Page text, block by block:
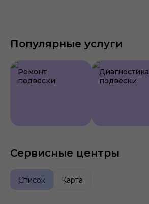
Популярные услуги
Ремонт
подвески
Диагностика
подвески
Сервисные центры
Список Карта